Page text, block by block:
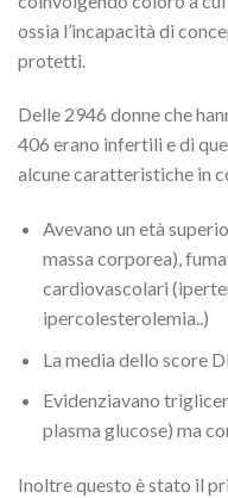
ossia l’incapacità di
protetti.
Delle 2946 donne che
406 erano infertili e di
alcune caratteristiche in
Avevano un età
massa corporea),
cardiovascolari
ipercolesterolemia..)
La media dello score
Evidenziavano
plasma glucose) ma
Inoltre questo è stato il